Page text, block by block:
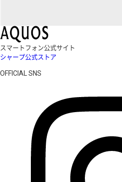
スマートフォン公式サイト
シャープ公式ストア
OFFICIAL SNS